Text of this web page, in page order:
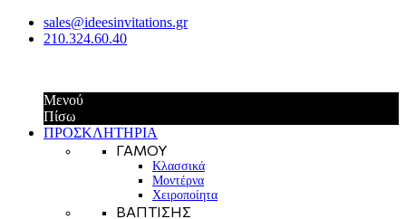
sales@ideesinvitations.gr
210.324.60.40
Μενού
Πίσω
ΠΡΟΣΚΛΗΤΗΡΙΑ
ΓΑΜΟΥ
Κλασσικά
Μοντέρνα
Χειροποίητα
ΒΑΠΤΙΣΗΣ